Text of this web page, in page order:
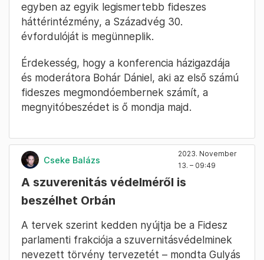
egyben az egyik legismertebb fideszes
háttérintézmény, a Századvég 30.
évfordulóját is megünneplik.
Érdekesség, hogy a konferencia házigazdája
és moderátora Bohár Dániel, aki az első számú
fideszes megmondóembernek számít, a
megnyitóbeszédet is ő mondja majd.
Cseke Balázs
2023. November
13. – 09:49
A szuverenitás védelméről is
beszélhet Orbán
A tervek szerint kedden nyújtja be a Fidesz
parlamenti frakciója a szuvernitásvédelminek
nevezett törvény tervezetét – mondta Gulyás